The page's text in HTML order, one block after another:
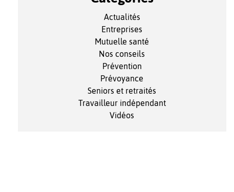
Actualités
Entreprises
Mutuelle santé
Nos conseils
Prévention
Prévoyance
Seniors et retraités
Travailleur indépendant
Vidéos